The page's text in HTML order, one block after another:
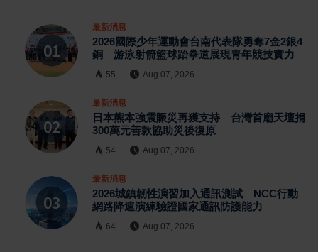
最新消息
2026國際少年運動會台南代表隊勇奪7金2銀4
銅 游泳射箭籃球跆拳道展現青年競技實力
55 Aug 07, 2026
最新消息
日本熊本強震賑災再獲支持 台灣首廟天壇捐
300萬元善款協助災後復原
54 Aug 07, 2026
最新消息
2026城鎮韌性演習加入通訊測試 NCC行動
網路降速演練驗證國家通訊防護能力
64 Aug 07, 2026